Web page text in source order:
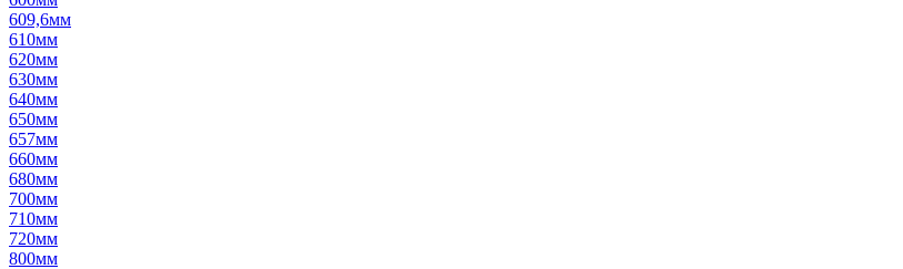
609,6мм
610мм
620мм
630мм
640мм
650мм
657мм
660мм
680мм
700мм
710мм
720мм
800мм